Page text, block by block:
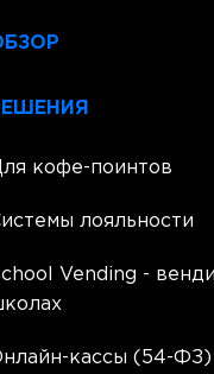
кофе-поинтов
лояльности
Vending -
кассы (54-ФЗ)